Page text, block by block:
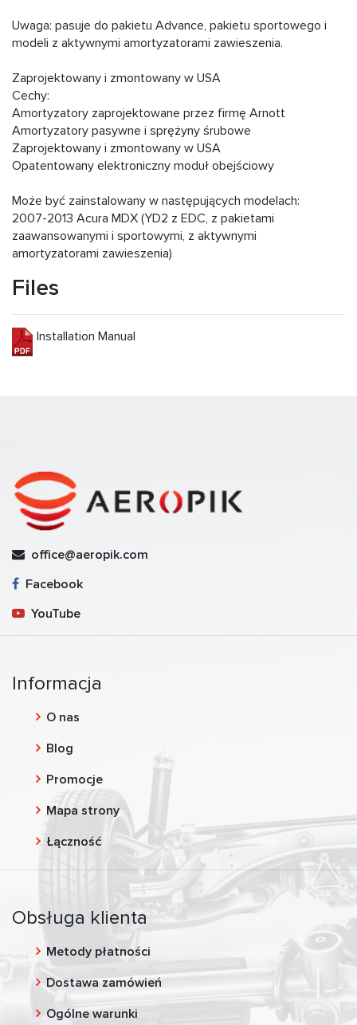
Uwaga: pasuje do pakietu Advance, pakietu sportowego i
modeli z aktywnymi amortyzatorami zawieszenia.
Zaprojektowany i zmontowany w USA
Cechy:
Amortyzatory zaprojektowane przez firmę Arnott
Amortyzatory pasywne i sprężyny śrubowe
Zaprojektowany i zmontowany w USA
Opatentowany elektroniczny moduł obejściowy
Może być zainstalowany w następujących modelach:
2007-2013 Acura MDX (YD2 z EDC, z pakietami
zaawansowanymi i sportowymi, z aktywnymi
amortyzatorami zawieszenia)
Files
Installation Manual
office@aeropik.com
Facebook
YouTube
Informacja
O nas
Blog
Promocje
Mapa strony
Łączność
Obsługa klienta
Metody płatności
Dostawa zamówień
Ogólne warunki